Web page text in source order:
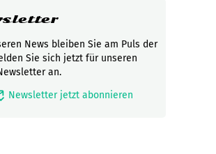
News bleiben Sie am Puls der
Sie sich jetzt für unseren
an.
Newsletter jetzt abonnieren